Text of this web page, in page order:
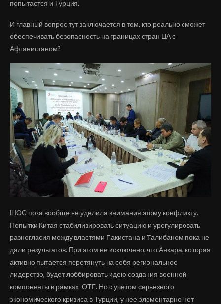
попытается и Турция.
И главный вопрос тут заключается в том, кто реально сможет
обеспечивать безопасность на границах стран ЦА с
Афганистаном?
ШОС пока вообще не уделила внимания этому конфликту.
Попытки Китая стабилизировать ситуацию и урегулировать
разногласия между властями Пакистана и Талибаном пока не
дали результатов. При этом не исключено, что Анкара, которая
активно пытается перетянуть на себя региональное
лидерство, будет лоббировать идею создания военной
компоненты в рамках ОТГ. Но с учетом серьезного
экономического кризиса в Турции, у нее элементарно нет